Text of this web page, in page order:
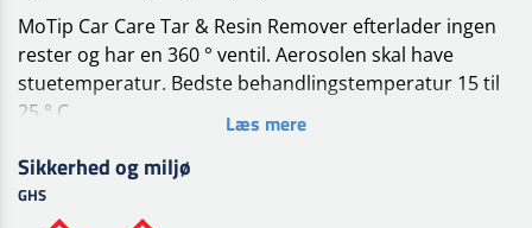
MoTip Car Care Tar & Resin Remover efterlader ingen
rester og har en 360 ° ventil. Aerosolen skal have
stuetemperatur. Bedste behandlingstemperatur 15 til
25 ° C.
og lad den få virkning. Fjern derefter snavs med en
klud.
Læs mere
Sikkerhed og miljø
GHS